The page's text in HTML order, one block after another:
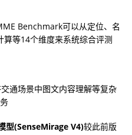
Benchmark可以从定位、名
算等14个维度来系统综合评测
通场景中图文内容理解等复杂
型(SenseMirage V4)较此前版